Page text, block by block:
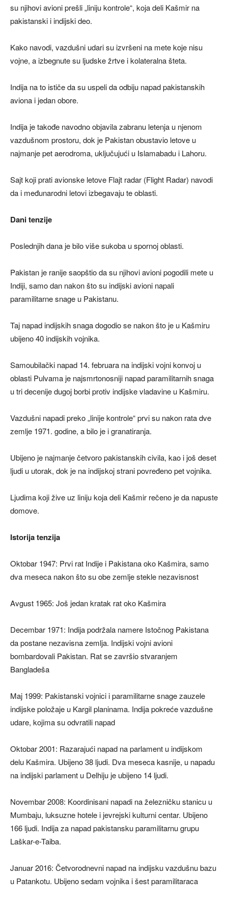
su njihovi avioni prešli „liniju kontrole“, koja deli Kašmir na
pakistanski i indijski deo.
Kako navodi, vazdušni udari su izvršeni na mete koje nisu
vojne, a izbegnute su ljudske žrtve i kolateralna šteta.
Indija na to ističe da su uspeli da odbiju napad pakistanskih
aviona i jedan obore.
Indija je takođe navodno objavila zabranu letenja u njenom
vazdušnom prostoru, dok je Pakistan obustavio letove u
najmanje pet aerodroma, uključujući u Islamabadu i Lahoru.
Sajt koji prati avionske letove Flajt radar (Flight Radar) navodi
da i međunarodni letovi izbegavaju te oblasti.
Dani tenzije
Poslednjih dana je bilo više sukoba u spornoj oblasti.
Pakistan je ranije saopštio da su njihovi avioni pogodili mete u
Indiji, samo dan nakon što su indijski avioni napali
paramilitarne snage u Pakistanu.
Taj napad indijskih snaga dogodio se nakon što je u Kašmiru
ubijeno 40 indijskih vojnika.
Samoubilački napad 14. februara na indijski vojni konvoj u
oblasti Pulvama je najsmrtonosniji napad paramilitarnih snaga
u tri decenije dugoj borbi protiv indijske vladavine u Kašmiru.
Vazdušni napadi preko „linije kontrole“ prvi su nakon rata dve
zemlje 1971. godine, a bilo je i granatiranja.
Ubijeno je najmanje četvoro pakistanskih civila, kao i još deset
ljudi u utorak, dok je na indijskoj strani povređeno pet vojnika.
Ljudima koji žive uz liniju koja deli Kašmir rečeno je da napuste
domove.
Istorija tenzija
Oktobar 1947: Prvi rat Indije i Pakistana oko Kašmira, samo
dva meseca nakon što su obe zemlje stekle nezavisnost
Avgust 1965: Još jedan kratak rat oko Kašmira
Decembar 1971: Indija podržala namere Istočnog Pakistana
da postane nezavisna zemlja. Indijski vojni avioni
bombardovali Pakistan. Rat se završio stvaranjem
Bangladeša
Maj 1999: Pakistanski vojnici i paramilitarne snage zauzele
indijske položaje u Kargil planinama. Indija pokreće vazdušne
udare, kojima su odvratili napad
Oktobar 2001: Razarajući napad na parlament u indijskom
delu Kašmira. Ubijeno 38 ljudi. Dva meseca kasnije, u napadu
na indijski parlament u Delhiju je ubijeno 14 ljudi.
Novembar 2008: Koordinisani napadi na železničku stanicu u
Mumbaju, luksuzne hotele i jevrejski kulturni centar. Ubijeno
166 ljudi. Indija za napad pakistansku paramilitarnu grupu
Laškar-e-Taiba.
Januar 2016: Četvorodnevni napad na indijsku vazdušnu bazu
u Patankotu. Ubijeno sedam vojnika i šest paramilitaraca